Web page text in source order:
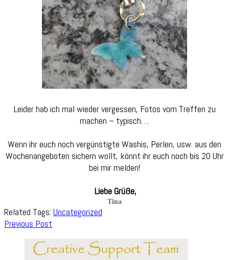
Leider hab ich mal wieder vergessen, Fotos vom Treffen zu
machen – typisch….
Wenn ihr euch noch vergünstigte Washis, Perlen, usw. aus den
Wochenangeboten sichern wollt, könnt ihr euch noch bis 20 Uhr
bei mir melden!
Liebe Grüße,
Tina
Related Tags: Uncategorized
Post
Previous Post